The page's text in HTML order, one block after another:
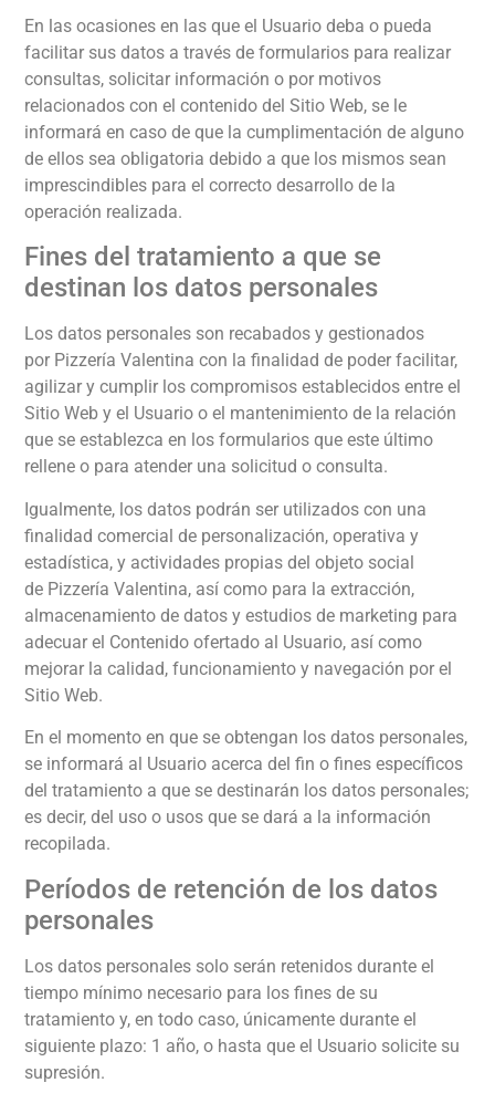
En las ocasiones en las que el Usuario deba o pueda
facilitar sus datos a través de formularios para realizar
consultas, solicitar información o por motivos
relacionados con el contenido del Sitio Web, se le
informará en caso de que la cumplimentación de alguno
de ellos sea obligatoria debido a que los mismos sean
imprescindibles para el correcto desarrollo de la
operación realizada.
Fines del tratamiento a que se
destinan los datos personales
Los datos personales son recabados y gestionados
por Pizzería Valentina con la finalidad de poder facilitar,
agilizar y cumplir los compromisos establecidos entre el
Sitio Web y el Usuario o el mantenimiento de la relación
que se establezca en los formularios que este último
rellene o para atender una solicitud o consulta.
Igualmente, los datos podrán ser utilizados con una
finalidad comercial de personalización, operativa y
estadística, y actividades propias del objeto social
de Pizzería Valentina, así como para la extracción,
almacenamiento de datos y estudios de marketing para
adecuar el Contenido ofertado al Usuario, así como
mejorar la calidad, funcionamiento y navegación por el
Sitio Web.
En el momento en que se obtengan los datos personales,
se informará al Usuario acerca del fin o fines específicos
del tratamiento a que se destinarán los datos personales;
es decir, del uso o usos que se dará a la información
recopilada.
Períodos de retención de los datos
personales
Los datos personales solo serán retenidos durante el
tiempo mínimo necesario para los fines de su
tratamiento y, en todo caso, únicamente durante el
siguiente plazo: 1 año, o hasta que el Usuario solicite su
supresión.